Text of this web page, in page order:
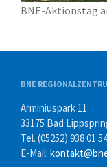
BNE-Aktionstag
BNE
Arminiuspark 11
33175 Bad
Tel. (05252) 938 01 54
E-Mail: